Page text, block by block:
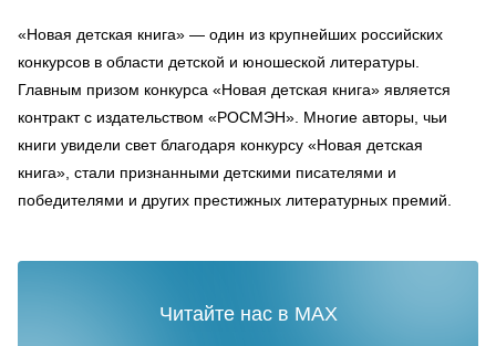
«Новая детская книга» — один из крупнейших российских
конкурсов в области детской и юношеской литературы.
Главным призом конкурса «Новая детская книга» является
контракт с издательством «РОСМЭН». Многие авторы, чьи
книги увидели свет благодаря конкурсу «Новая детская
книга», стали признанными детскими писателями и
победителями и других престижных литературных премий.
Читайте нас в MAX